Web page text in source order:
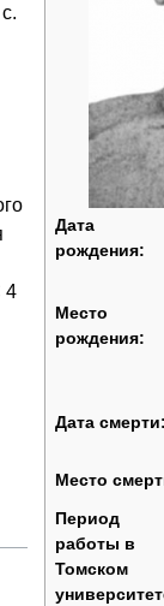
Дата
рождения:
Место
рождения:
Дата смерти:
Место
Период
работы в
Томском
4